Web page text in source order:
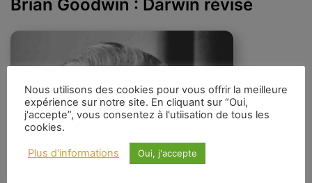
Brian Goodwin : Darwin révisé
Nous utilisons des cookies pour vous offrir la meilleure
expérience sur notre site. En cliquant sur “Oui,
j'accepte”, vous consentez à l'utiisation de tous les
cookies.
Plus d'informations Oui, j'accepte